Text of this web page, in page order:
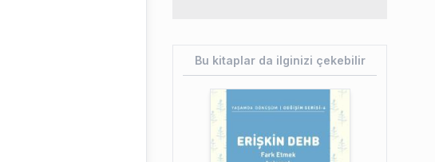
Bu kitaplar da ilginizi çekebilir